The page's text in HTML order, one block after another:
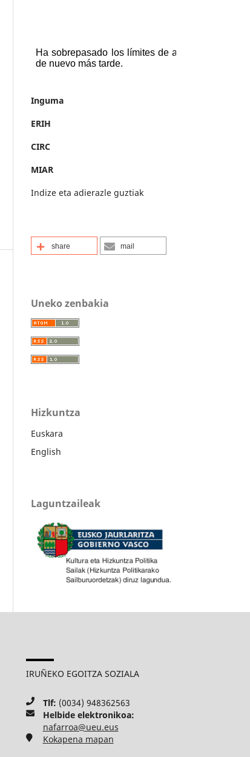
Inguma
ERIH
CIRC
MIAR
Indize eta adierazle guztiak
share mail
Uneko zenbakia
Hizkuntza
Euskara
English
Laguntzaileak
IRUÑEKO EGOITZA SOZIALA
Tlf: (0034) 948362563
Helbide elektronikoa:
nafarroa@ueu.eus
Kokapena mapan